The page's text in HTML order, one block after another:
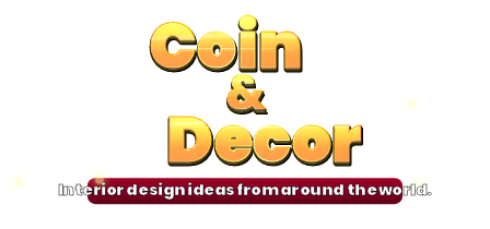
Coin
&
Decor
Coin
&
Decor
Coin
&
Decor
Coin
&
Decor
Interior design ideas from around the world.